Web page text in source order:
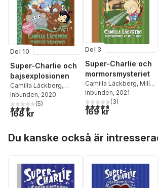
Del 10
Super-Charlie och
bajsexplosionen
Camilla Läckberg,
Therese Vildefall
Inbunden, 2020
4,0utav 5 stjärnor. Totalt antal röster:
(5)
168 kr
Del 3
Super-Charlie och
mormorsmysteriet
Camilla Läckberg, Millis
Sarri
Inbunden, 2021
4,7utav 5 stjärnor. Totalt
(3)
169 kr
Du kanske också är